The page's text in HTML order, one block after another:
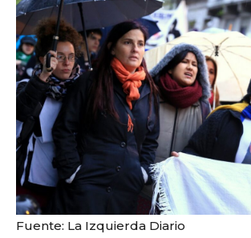
Fuente: La Izquierda Diario